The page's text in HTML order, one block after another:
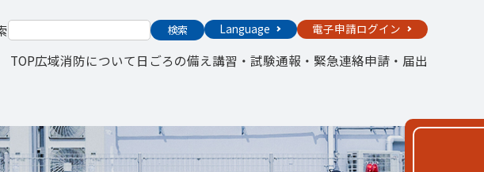
検索 Language 電子申請ログイン
TOP広域消防について日ごろの備え講習・試験通報・緊急連絡申請・届出